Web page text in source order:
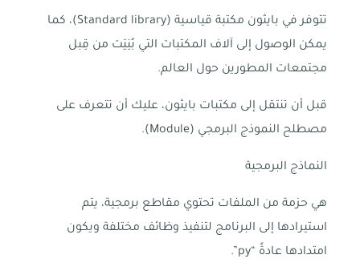
تتوفر في بايثون مكتبة قياسية (Standard library)، كما
يمكن الوصول إلى آلاف المكتبات التي بُنِيَت من قِبل
مجتمعات المطورين حول العالم.
قبل أن تنتقل إلى مكتبات بايثون، عليك أن تتعرف على
مصطلح النموذج البرمجي (Module).
النماذج البرمجية
هي حزمة من الملفات تحتوي مقاطع برمجية، يتم
استيرادها إلى البرنامج لتنفيذ وظائف مختلفة ويكون
امتدادها عادةً “py”.